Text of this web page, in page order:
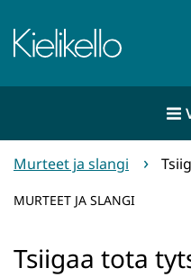
sisältöön
Etusivu
Murteet ja slangi
MURTEET JA SLANGI
Tsiigaa tota